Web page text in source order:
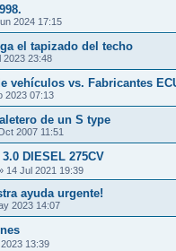
2024 17:15
el tapizado del techo
2023 23:48
vehículos vs. Fabricantes
2023 07:13
de un S type
2007 11:51
3.0 DIESEL 275CV
14 Jul 2021 19:39
ayuda urgente!
2023 14:07
13:39